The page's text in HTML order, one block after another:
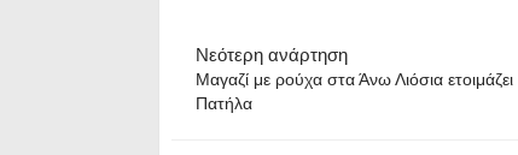
Νεότερη ανάρτηση
Μαγαζί με ρούχα στα Άνω Λιόσια
Πατήλα